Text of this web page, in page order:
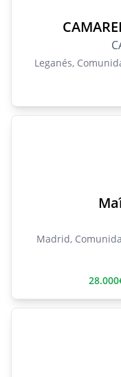
Leganés,
Madrid,